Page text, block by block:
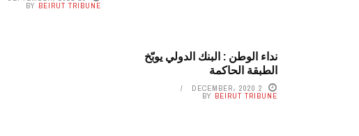
نداء الوطن : البنك الدولي يوبّخ
الطبقة الحاكمة
2 DECEMBER، 2020
BY BEIRUT TRIBUNE
BY BEIRUT TRIBUNE